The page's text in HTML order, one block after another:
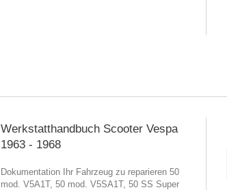
Werkstatthandbuch Scooter Vespa
1963 - 1968
Dokumentation Ihr Fahrzeug zu reparieren 50
mod. V5A1T, 50 mod. V5SA1T, 50 SS Super